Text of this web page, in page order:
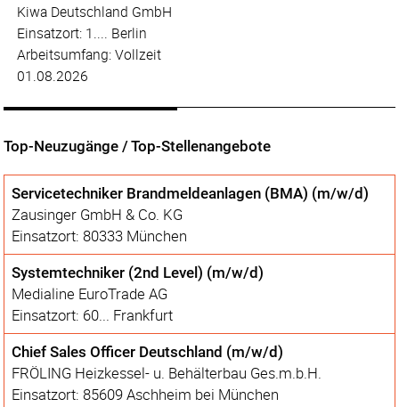
Top-Neuzugänge / Top-Stellenangebote
Servicetechniker Brandmeldeanlagen (BMA) (m/w/d)
Zausinger GmbH & Co. KG
Einsatzort: 80333 München
Systemtechniker (2nd Level) (m/w/d)
Medialine EuroTrade AG
Einsatzort: 60... Frankfurt
Chief Sales Officer Deutschland (m/w/d)
FRÖLING Heizkessel- u. Behälterbau Ges.m.b.H.
Einsatzort: 85609 Aschheim bei München
Kiwa Deutschland GmbH
Einsatzort: 1.... Berlin
Arbeitsumfang: Vollzeit
01.08.2026